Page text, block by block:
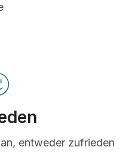
entweder zufrieden